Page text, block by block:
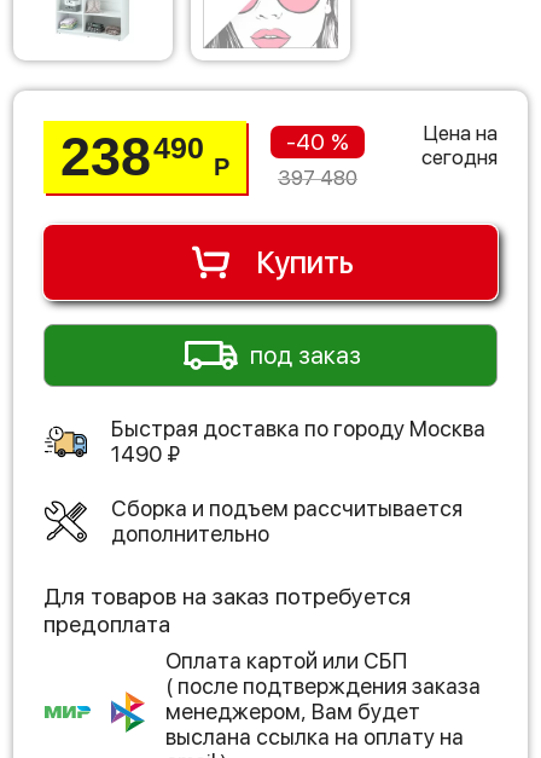
238490
Р
-40 %
397 480
Цена на
сегодня
Купить
под заказ
Быстрая доставка по городу Москва
1490 ₽
Сборка и подъем рассчитывается
дополнительно
Для товаров на заказ потребуется
предоплата
Оплата картой или СБП
( после подтверждения заказа
менеджером, Вам будет
выслана ссылка на оплату на